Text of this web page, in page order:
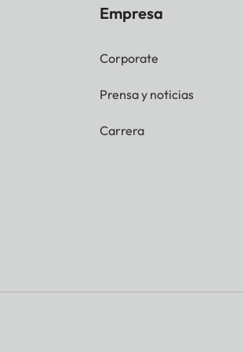
Empresa
Corporate
Prensa y noticias
Carrera